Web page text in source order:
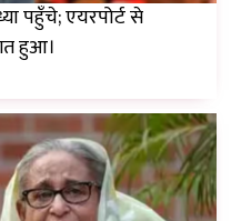
पहुँचे; एयरपोर्ट से
हुआ।